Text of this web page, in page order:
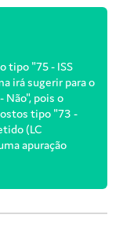
tipo "75 - ISS
irá sugerir para o
Não", pois o
tipo "73 -
(LC
apuração